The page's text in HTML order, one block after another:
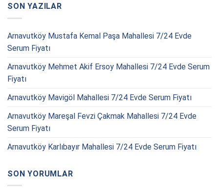
SON YAZILAR
Arnavutköy Mustafa Kemal Paşa Mahallesi 7/24 Evde
Serum Fiyatı
Arnavutköy Mehmet Akif Ersoy Mahallesi 7/24 Evde Serum
Fiyatı
Arnavutköy Mavigöl Mahallesi 7/24 Evde Serum Fiyatı
Arnavutköy Mareşal Fevzi Çakmak Mahallesi 7/24 Evde
Serum Fiyatı
Arnavutköy Karlıbayır Mahallesi 7/24 Evde Serum Fiyatı
SON YORUMLAR